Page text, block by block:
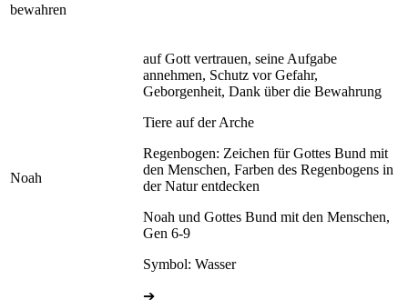
bewahren
Noah
auf Gott vertrauen, seine Aufgabe
annehmen, Schutz vor Gefahr,
Geborgenheit, Dank über die Bewahrung
Tiere auf der Arche
Regenbogen: Zeichen für Gottes Bund mit
den Menschen, Farben des Regenbogens in
der Natur entdecken
Noah und Gottes Bund mit den Menschen,
Gen 6-9
Symbol: Wasser
➔